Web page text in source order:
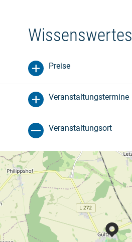
Wissenswertes
Preise
Veranstaltungstermine
Veranstaltungsort